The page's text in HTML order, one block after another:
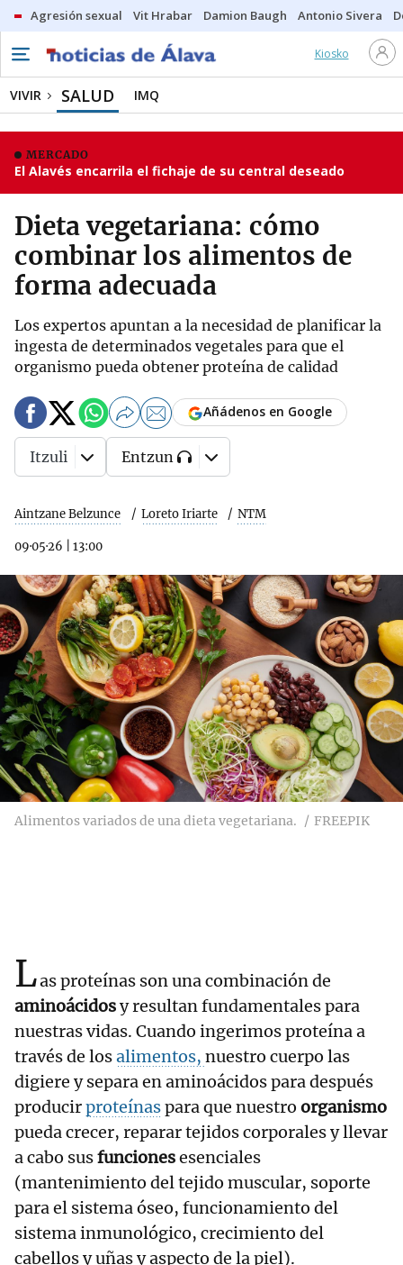
Agresión sexual Vit Hrabar Damion Baugh Antonio Sivera
Kiosko
VIVIR SALUD IMQ
MERCADO
El Alavés encarrila el fichaje de su central deseado
Dieta vegetariana: cómo
combinar los alimentos de
forma adecuada
Los expertos apuntan a la necesidad de planificar la
ingesta de determinados vegetales para que el
organismo pueda obtener proteína de calidad
Aintzane Belzunce Loreto Iriarte NTM
09·05·26 13:00
Añádenos en Google
Itzuli Entzun
Alimentos variados de una dieta vegetariana. FREEPIK
Las proteínas son una combinación de
aminoácidosy resultan fundamentales para
nuestras vidas. Cuando ingerimos proteína a
través de losalimentos, nuestro cuerpo las
digiere y separa en aminoácidos para después
producirproteínaspara que nuestro organismo
pueda crecer, reparar tejidos corporales y llevar
a cabo susfuncionesesenciales
(mantenimiento del tejido muscular, soporte
para el sistema óseo, funcionamiento del
sistema inmunológico, crecimiento del
cabellos y uñas y aspecto de la piel).